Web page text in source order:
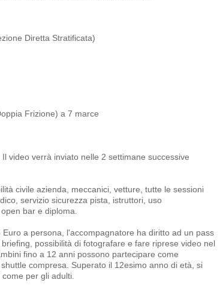
Diretta Stratificata)
Frizione) a 7 marce
video verrà inviato nelle 2 settimane successive
civile azienda, meccanici, vetture, tutte le sessioni
servizio sicurezza pista, istruttori, uso
bar e diploma.
a persona, l'accompagnatore ha diritto ad un pass
possibilità di fotografare e fare riprese video nel
fino a 12 anni possono partecipare come
compresa. Superato il 12esimo anno di età, si
per gli adulti.